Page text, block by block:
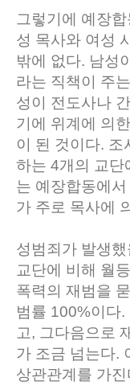
그렇기에 예장
성 목사와 여성
밖에 없다. 남성
라는 직책이 주
성이 전도사나
기에 위계에 의
이 된 것이다. 조
하는 4개의 교단
는 예장합동에
가 주로 목사에
성범죄가 발생
교단에 비해 월
폭력의 재범을
범률 100%이다.
고, 그다음으로
가 조금 넘는다.
상관관계를 가